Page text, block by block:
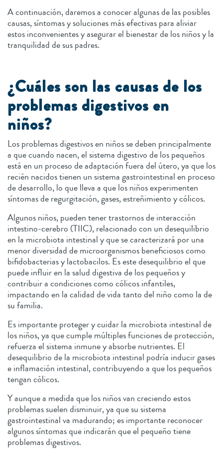
A continuación, daremos a conocer algunas de las posibles
causas, síntomas y soluciones más efectivas para aliviar
estos inconvenientes y asegurar el bienestar de los niños y la
tranquilidad de sus padres.
¿Cuáles son las causas de los
problemas digestivos en
niños?
Los problemas digestivos en niños se deben principalmente
a que cuando nacen, el sistema digestivo de los pequeños
está en un proceso de adaptación fuera del útero, ya que los
recién nacidos tienen un sistema gastrointestinal en proceso
de desarrollo, lo que lleva a que los niños experimenten
síntomas de regurgitación, gases, estreñimiento y cólicos.
Algunos niños, pueden tener trastornos de interacción
intestino-cerebro (TIIC), relacionado con un desequilibrio
en la microbiota intestinal y que se caracterizará por una
menor diversidad de microorganismos beneficiosos como
bifidobacterias y lactobacilos. Es este desequilibrio el que
puede influir en la salud digestiva de los pequeños y
contribuir a condiciones como cólicos infantiles,
impactando en la calidad de vida tanto del niño como la de
su familia.
Es importante proteger y cuidar la microbiota intestinal de
los niños, ya que cumple múltiples funciones de protección,
refuerza el sistema inmune y absorbe nutrientes. El
desequilibrio de la microbiota intestinal podría inducir gases
e inflamación intestinal, contribuyendo a que los pequeños
tengan cólicos.
Y aunque a medida que los niños van creciendo estos
problemas suelen disminuir, ya que su sistema
gastrointestinal va madurando; es importante reconocer
algunos síntomas que indicarán que el pequeño tiene
problemas digestivos.